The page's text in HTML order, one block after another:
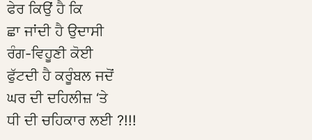
ਫੇਰ ਕਿਉਂ ਹੈ ਕਿ
ਛਾ ਜਾਂਦੀ ਹੈ ਉਦਾਸੀ
ਰੰਗ-ਵਿਹੂਣੀ ਕੋਈ
ਫੁੱਟਦੀ ਹੈ ਕਰੂੰਬਲ ਜਦੋਂ
ਘਰ ਦੀ ਦਹਿਲੀਜ਼ ‘ਤੇ
ਧੀ ਦੀ ਚਹਿਕਾਰ ਲਈ ?!!!